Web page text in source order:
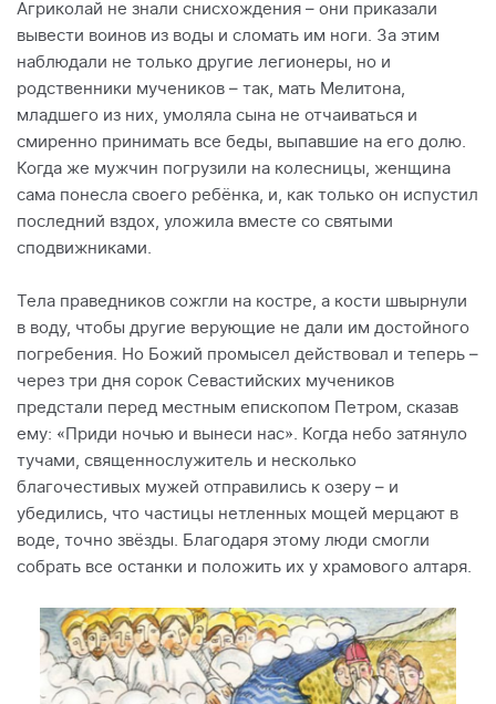
Агриколай не знали снисхождения – они приказали
вывести воинов из воды и сломать им ноги. За этим
наблюдали не только другие легионеры, но и
родственники мучеников – так, мать Мелитона,
младшего из них, умоляла сына не отчаиваться и
смиренно принимать все беды, выпавшие на его долю.
Когда же мужчин погрузили на колесницы, женщина
сама понесла своего ребёнка, и, как только он испустил
последний вздох, уложила вместе со святыми
сподвижниками.
Тела праведников сожгли на костре, а кости швырнули
в воду, чтобы другие верующие не дали им достойного
погребения. Но Божий промысел действовал и теперь –
через три дня сорок Севастийских мучеников
предстали перед местным епископом Петром, сказав
ему: «Приди ночью и вынеси нас». Когда небо затянуло
тучами, священнослужитель и несколько
благочестивых мужей отправились к озеру – и
убедились, что частицы нетленных мощей мерцают в
воде, точно звёзды. Благодаря этому люди смогли
собрать все останки и положить их у храмового алтаря.